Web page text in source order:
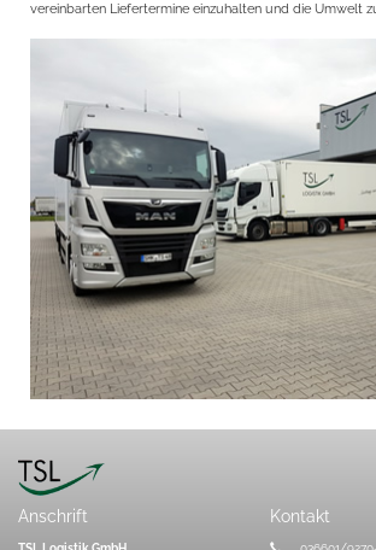
vereinbarten Liefertermine einzuhalten und die Umwelt
Anschrift Kontakt